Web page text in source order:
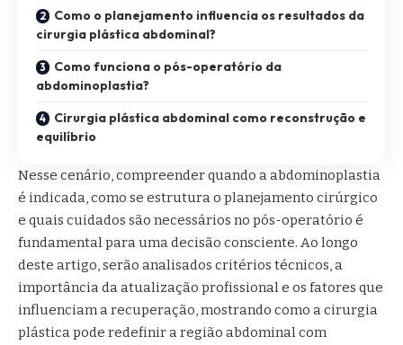
Como o planejamento influencia os resultados da
cirurgia plástica abdominal?
Como funciona o pós-operatório da
abdominoplastia?
Cirurgia plástica abdominal como reconstrução e
equilíbrio
Nesse cenário, compreender quando a abdominoplastia
é indicada, como se estrutura o planejamento cirúrgico
e quais cuidados são necessários no pós-operatório é
fundamental para uma decisão consciente. Ao longo
deste artigo, serão analisados critérios técnicos, a
importância da atualização profissional e os fatores que
influenciam a recuperação, mostrando como a cirurgia
plástica pode redefinir a região abdominal com